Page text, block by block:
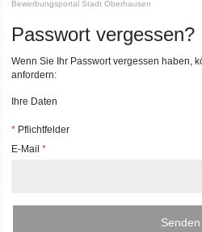
Bewerbungsportal Stadt Oberhausen
Passwort vergessen?
Wenn Sie Ihr Passwort vergessen haben,
anfordern:
Ihre Daten
* Pflichtfelder
E-Mail*
Senden